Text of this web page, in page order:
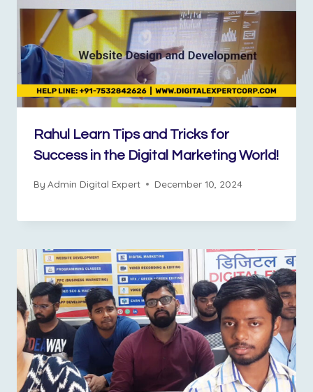
Rahul Learn Tips and Tricks for
Success in the Digital Marketing World!
By Admin Digital Expert December 10, 2024